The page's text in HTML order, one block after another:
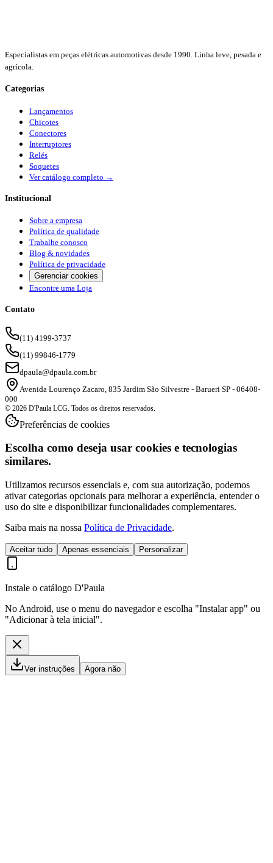
Especialistas em peças elétricas automotivas desde 1990. Linha leve, pesada e
agrícola.
Categorias
Lançamentos
Chicotes
Conectores
Interruptores
Relés
Soquetes
Ver catálogo completo →
Institucional
Sobre a empresa
Política de qualidade
Trabalhe conosco
Blog & novidades
Política de privacidade
Gerenciar cookies
Encontre uma Loja
Contato
(11) 4199-3737
(11) 99846-1779
dpaula@dpaula.com.br
Avenida Lourenço Zacaro, 835 Jardim São Silvestre - Barueri SP - 06408-
000
© 2026 D'Paula LCG. Todos os direitos reservados.
Preferências de cookies
Escolha como deseja usar cookies e tecnologias
similares.
Utilizamos recursos essenciais e, com sua autorização, podemos
ativar categorias opcionais para melhorar a experiência, entender o
uso do site e disponibilizar funcionalidades complementares.
Saiba mais na nossa Política de Privacidade.
Aceitar tudo Apenas essenciais Personalizar
Instale o catálogo D'Paula
No Android, use o menu do navegador e escolha "Instalar app" ou
"Adicionar à tela inicial".
Ver instruções Agora não